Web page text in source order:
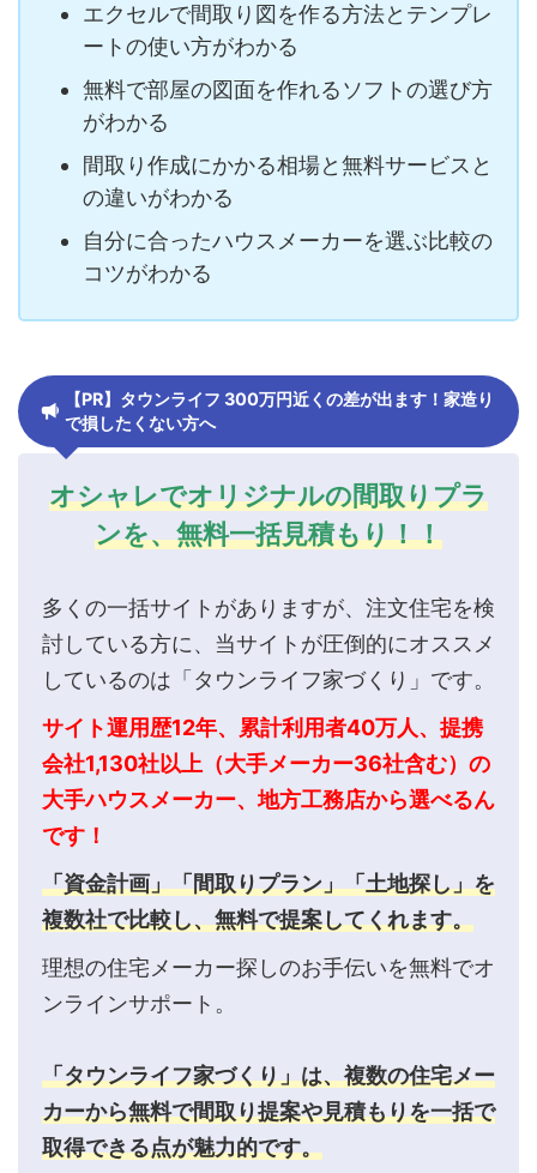
エクセルで間取り図を作る方法とテンプレ
ートの使い方がわかる
無料で部屋の図面を作れるソフトの選び方
がわかる
間取り作成にかかる相場と無料サービスと
の違いがわかる
自分に合ったハウスメーカーを選ぶ比較の
コツがわかる
【PR】タウンライフ 300万円近くの差が出ます！家造り
で損したくない方へ
オシャレでオリジナルの間取りプラ
ンを、無料一括見積もり！！
多くの一括サイトがありますが、注文住宅を検
討している方に、当サイトが圧倒的にオススメ
しているのは「タウンライフ家づくり」です。
サイト運用歴12年、累計利用者40万人、提携
会社1,130社以上（大手メーカー36社含む）の
大手ハウスメーカー、地方工務店から選べるん
です！
「資金計画」「間取りプラン」「土地探し」を
複数社で比較し、無料で提案してくれます。
理想の住宅メーカー探しのお手伝いを無料でオ
ンラインサポート。
「タウンライフ家づくり」は、複数の住宅メー
カーから無料で間取り提案や見積もりを一括で
取得できる点が魅力的です。